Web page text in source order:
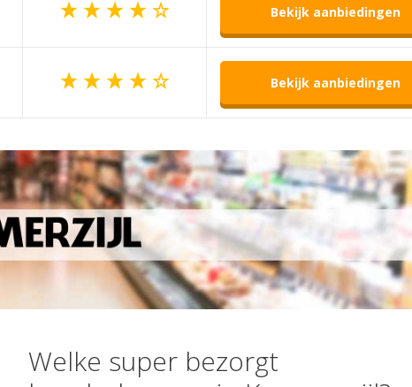
Bekijk aanbiedingen
Bekijk aanbiedingen
Welke super bezorgt